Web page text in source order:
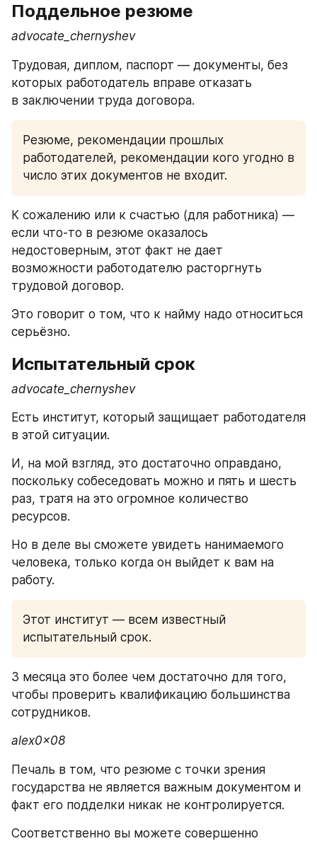
Поддельное резюме
advocate_chernyshev
Трудовая, диплом, паспорт — документы, без
которых работодатель вправе отказать
в заключении труда договора.
Резюме, рекомендации прошлых
работодателей, рекомендации кого угодно в
число этих документов не входит.
К сожалению или к счастью (для работника) —
если что-то в резюме оказалось
недостоверным, этот факт не дает
возможности работодателю расторгнуть
трудовой договор.
Это говорит о том, что к найму надо относиться
серьёзно.
Испытательный срок
advocate_chernyshev
Есть институт, который защищает работодателя
в этой ситуации.
И, на мой взгляд, это достаточно оправдано,
поскольку собеседовать можно и пять и шесть
раз, тратя на это огромное количество
ресурсов.
Но в деле вы сможете увидеть нанимаемого
человека, только когда он выйдет к вам на
работу.
Этот институт — всем известный
испытательный срок.
3 месяца это более чем достаточно для того,
чтобы проверить квалификацию большинства
сотрудников.
alex0x08
Печаль в том, что резюме с точки зрения
государства не является важным документом и
факт его подделки никак не контролируется.
Соответственно вы можете совершенно